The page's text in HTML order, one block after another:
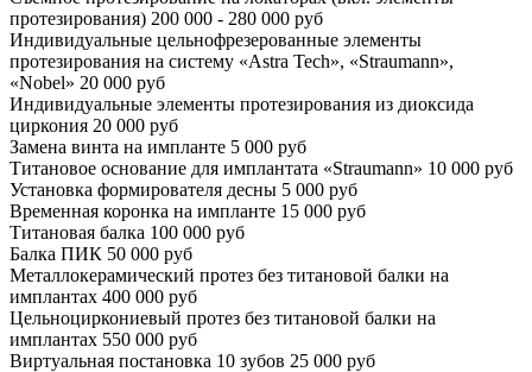
протезирования) 200 000 - 280 000 руб
Индивидуальные цельнофрезерованные элементы
протезирования на систему «Astra Tech», «Straumann»,
«Nobel» 20 000 руб
Индивидуальные элементы протезирования из диоксида
циркония 20 000 руб
Замена винта на импланте 5 000 руб
Титановое основание для имплантата «Straumann» 10 000 руб
Установка формирователя десны 5 000 руб
Временная коронка на импланте 15 000 руб
Титановая балка 100 000 руб
Балка ПИК 50 000 руб
Металлокерамический протез без титановой балки на
имплантах 400 000 руб
Цельноциркониевый протез без титановой балки на
имплантах 550 000 руб
Виртуальная постановка 10 зубов 25 000 руб